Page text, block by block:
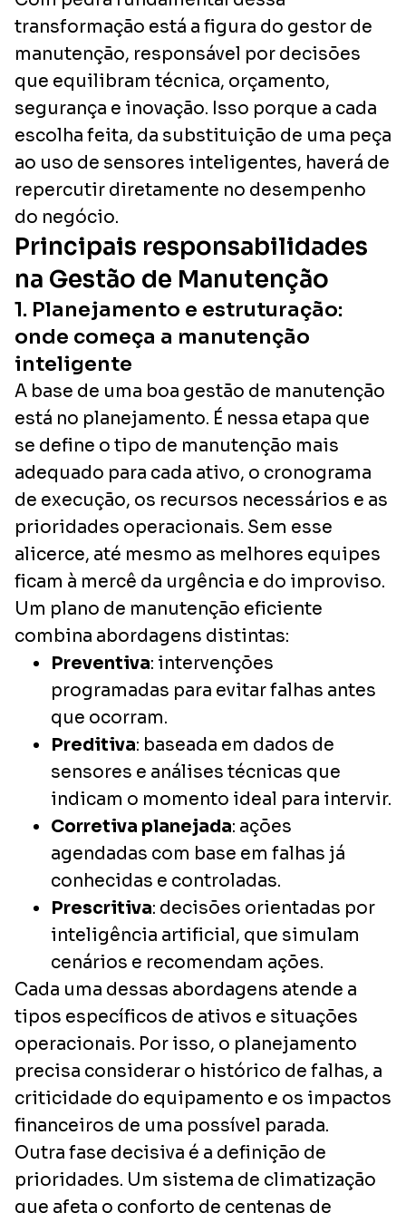
transformação está a figura do gestor de
manutenção, responsável por decisões
que equilibram técnica, orçamento,
segurança e inovação. Isso porque a cada
escolha feita, da substituição de uma peça
ao uso de sensores inteligentes, haverá de
repercutir diretamente no desempenho
do negócio.
Principais responsabilidades
na Gestão de Manutenção
1. Planejamento e estruturação:
onde começa a manutenção
inteligente
A base de uma boa gestão de manutenção
está no planejamento. É nessa etapa que
se define o tipo de manutenção mais
adequado para cada ativo, o cronograma
de execução, os recursos necessários e as
prioridades operacionais. Sem esse
alicerce, até mesmo as melhores equipes
ficam à mercê da urgência e do improviso.
Um plano de manutenção eficiente
combina abordagens distintas:
Preventiva: intervenções
programadas para evitar falhas antes
que ocorram.
Preditiva: baseada em dados de
sensores e análises técnicas que
indicam o momento ideal para intervir.
Corretiva planejada: ações
agendadas com base em falhas já
conhecidas e controladas.
Prescritiva: decisões orientadas por
inteligência artificial, que simulam
cenários e recomendam ações.
Cada uma dessas abordagens atende a
tipos específicos de ativos e situações
operacionais. Por isso, o planejamento
precisa considerar o histórico de falhas, a
criticidade do equipamento e os impactos
financeiros de uma possível parada.
Outra fase decisiva é a definição de
prioridades. Um sistema de climatização
que afeta o conforto de centenas de